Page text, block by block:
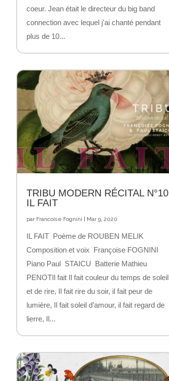
coeur. Jean était le directeur du big band
connection avec lequel j'ai chanté pendant
plus de 10...
TRIBU MODERN RÉCITAL N°10
IL FAIT
par Francoise Fognini Mar 9, 2020
IL FAIT Poème de ROUBEN MELIK
Composition et voix Françoise FOGNINI
Piano Paul STAICU Batterie Mathieu
PENOTIl fait Il fait couleur du temps de soleil
et de rire, Il fait rire du soir, il fait peur de
lumière, Il fait soleil d’amour, il fait regard de
lierre, Il...